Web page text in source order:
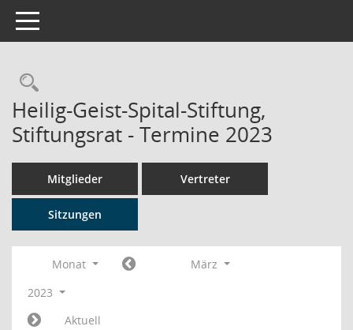
Toggle navigation
Rechercheauswahl
Heilig-Geist-Spital-Stiftung,
Stiftungsrat - Termine 2023
Mitglieder Vertreter
Sitzungen
Monat
März
2023
Aktuell